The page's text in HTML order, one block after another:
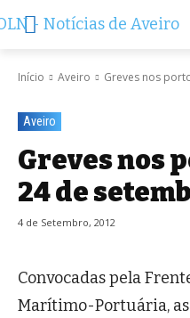
Início Aveiro Greves nos
Aveiro
Greves nos
24 de
4 de Setembro, 2012
Convocadas pela
Marítimo-Portuária, as